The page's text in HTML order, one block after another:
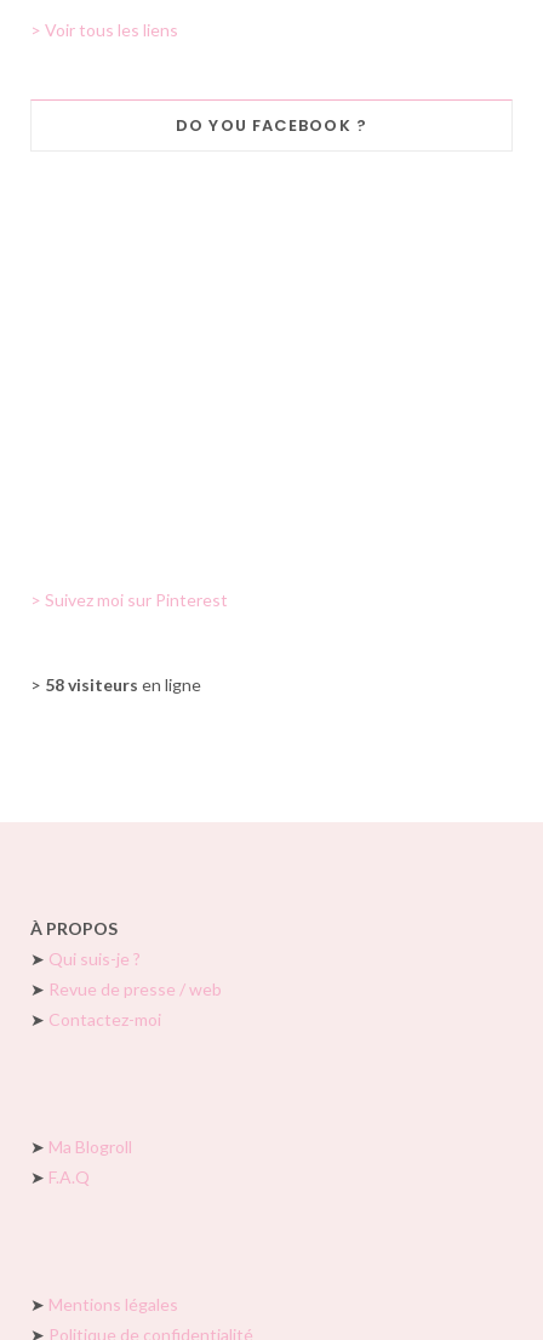
> Voir tous les liens
DO YOU FACEBOOK ?
> Suivez moi sur Pinterest
> 58 visiteurs en ligne
À PROPOS
➤ Qui suis-je ?
➤ Revue de presse / web
➤ Contactez-moi
➤ Ma Blogroll
➤ F.A.Q
➤ Mentions légales
➤ Politique de confidentialité